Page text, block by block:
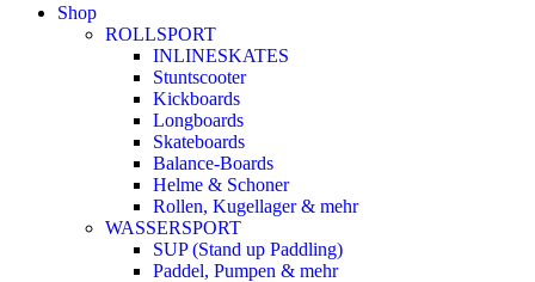
Shop
ROLLSPORT
INLINESKATES
Stuntscooter
Kickboards
Longboards
Skateboards
Balance-Boards
Helme & Schoner
Rollen, Kugellager & mehr
WASSERSPORT
SUP (Stand up Paddling)
Paddel, Pumpen & mehr